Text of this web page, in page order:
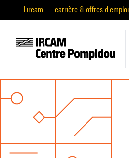
l'ircam carrière & offres d'emploi